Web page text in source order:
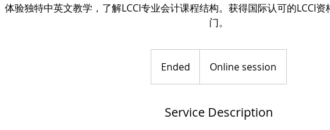
体验独特中英文教学，了解LCCI专业会计课程结构。获得国际认可的LCCI
门。
Ended
n
e
Online session
Service Description